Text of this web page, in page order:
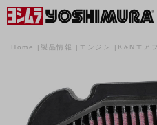
Home 製品情報 エンジン K&Nエア